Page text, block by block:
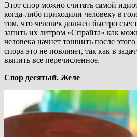
Этот спор можно считать самой
когда-либо приходили человеку в
том, что человек должен быстро
запить их литром «Спрайта» как
человека начнет тошнить после этого
спора это не повлияет, так как в
выпить все перечисленное.
Спор десятый. Желе